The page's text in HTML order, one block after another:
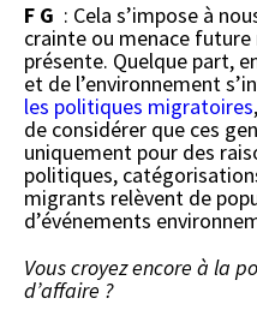
F G : Cela s’impose à
crainte ou menace
présente. Quelque part,
et de l’environnement
les politiques migratoires
de considérer que ces
uniquement pour des
politiques,
migrants relèvent de
d’événements
Vous croyez encore à la
d’affaire ?